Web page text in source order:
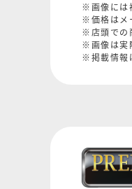
※画像には
※価格はメ
※店頭での
※画像は実
※掲載情報